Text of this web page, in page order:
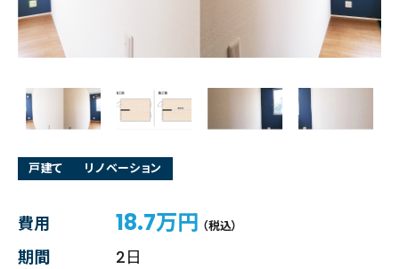
戸建て リノベーション
費用 18.7万円 （税込）
期間
2日